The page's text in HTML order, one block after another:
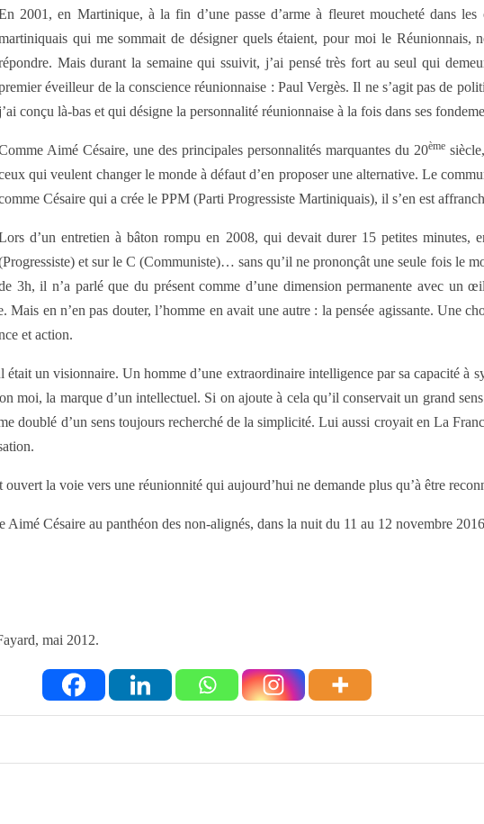
2001, en Martinique, à la fin d’une passe d’arme à fleuret moucheté dans
qui me sommait de désigner quels étaient, pour moi le Réunionnais,
Mais durant la semaine qui ssuivit, j’ai pensé très fort au seul qui
éveilleur de la conscience réunionnaise : Paul Vergès. Il ne s’agit pas de
conçu là-bas et qui désigne la personnalité réunionnaise à la fois dans ses
Aimé Césaire, une des principales personnalités marquantes du 20ème
qui veulent changer le monde à défaut d’en proposer une alternative. Le
Césaire qui a crée le PPM (Parti Progressiste Martiniquais), il s’en est
d’un entretien à bâton rompu en 2008, qui devait durer 15 petites minutes,
et sur le C (Communiste)… sans qu’il ne prononçât une seule fois le
3h, il n’a parlé que du présent comme d’une dimension permanente avec un
en n’en pas douter, l’homme en avait une autre : la pensée agissante. Une
et action.
était un visionnaire. Un homme d’une extraordinaire intelligence par sa capacité à
moi, la marque d’un intellectuel. Si on ajoute à cela qu’il conservait un grand
doublé d’un sens toujours recherché de la simplicité. Lui aussi croyait en La
la voie vers une réunionnité qui aujourd’hui ne demande plus qu’à être
Aimé Césaire au panthéon des non-alignés, dans la nuit du 11 au 12 novembre
mai 2012.